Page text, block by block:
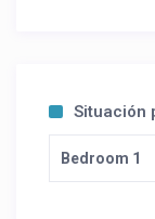
Situación
Bedroom 1